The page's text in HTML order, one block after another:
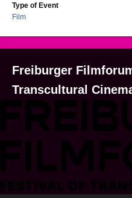
Type of Event
Film
Freiburger
Transcultural